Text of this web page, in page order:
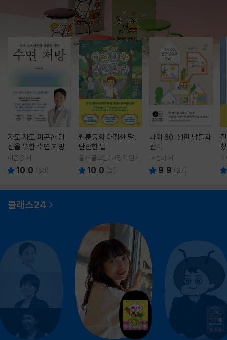
자도 자도 피곤한 당
신을 위한 수면 처방
이준용 저
10.0 (50)
웹툰동화 다정한 말,
단단한 말
돌배 글그림/고정욱 원저
10.0 ( 2)
나이 60, 생판 남들과
산다
조선희 저
9.9 ( 27)
클래스24